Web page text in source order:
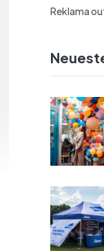
Reklama